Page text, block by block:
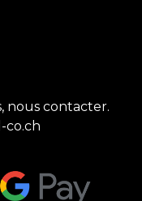
nous contacter.
co.ch